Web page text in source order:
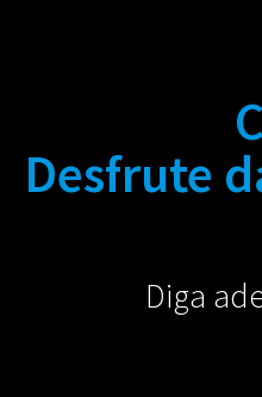
Desfrute
Diga